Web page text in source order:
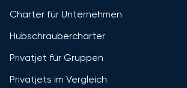
Charter für Unternehmen
Hubschraubercharter
Privatjet für Gruppen
Privatjets im Vergleich